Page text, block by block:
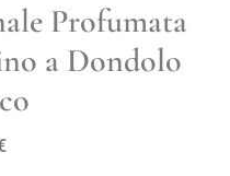
Profumata
a Dondolo